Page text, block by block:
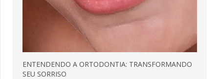
ENTENDENDO A ORTODONTIA: TRANSFORMANDO
SEU SORRISO